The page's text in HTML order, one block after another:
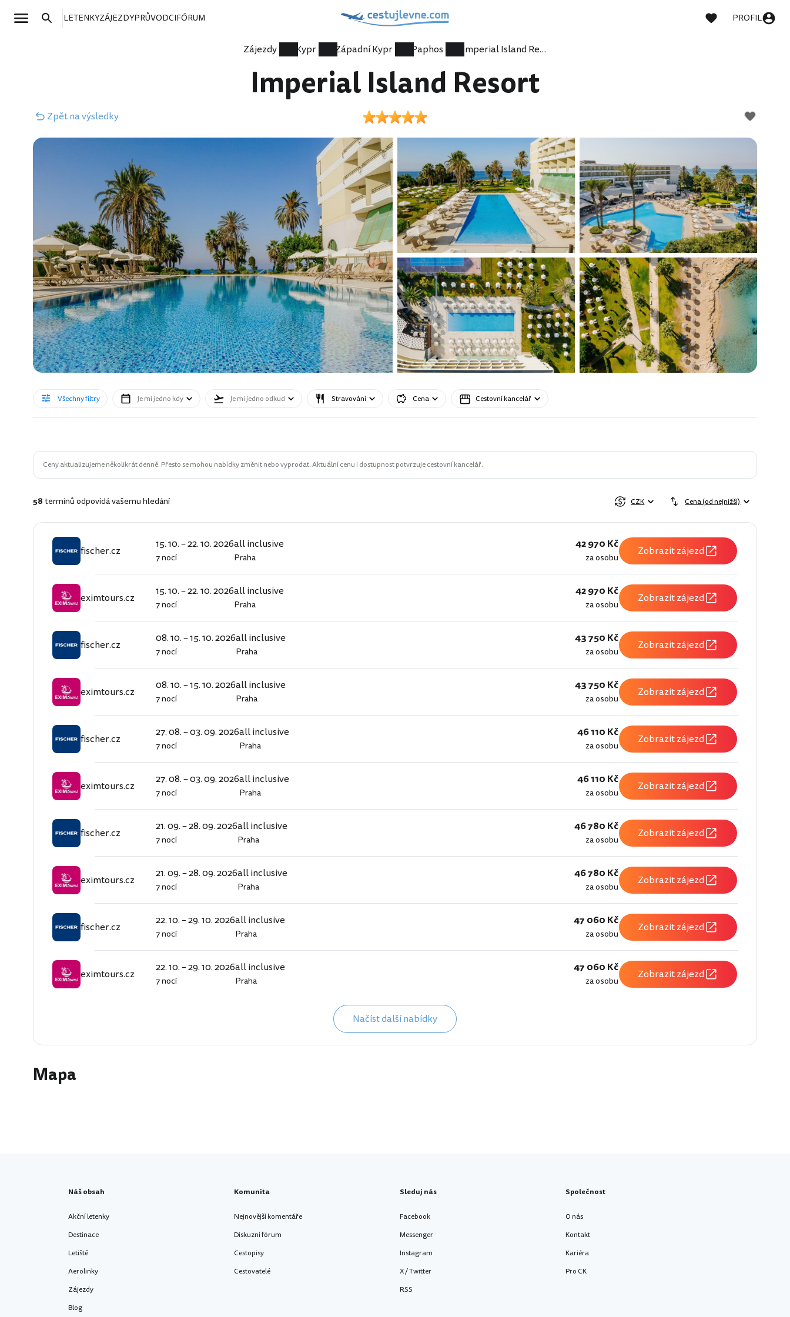
LETENKYZÁJEZDYPRŮVODCIFÓRUM PROFIL
Zájezdy Kypr Západní Kypr Paphos Imperial Island Resort
Imperial Island Resort
Zpětna výsledky
Všechny filtry Je mi jedno kdy Je mi jedno odkud Stravování Cena Cestovní kancelář
Ceny aktualizujeme několikrát denně. Přesto se mohou nabídky změnit nebo vyprodat. Aktuální cenu i dostupnost potvrzuje cestovní kancelář.
58termínů odpovídá vašemu hledání CZK Cena (od nejnižší)
fischer.cz 15. 10. – 22. 10. 2026
7 nocí
all inclusive
Praha
42 970 Kč
za osobu Zobrazit zájezd
eximtours.cz
eximtours.cz 15. 10. – 22. 10. 2026
7 nocí
all inclusive
Praha
42 970 Kč
za osobu Zobrazit zájezd
fischer.cz 08. 10. – 15. 10. 2026
7 nocí
all inclusive
Praha
43 750 Kč
za osobu Zobrazit zájezd
eximtours.cz
eximtours.cz 08. 10. – 15. 10. 2026
7 nocí
all inclusive
Praha
43 750 Kč
za osobu Zobrazit zájezd
fischer.cz 27. 08. – 03. 09. 2026
7 nocí
all inclusive
Praha
46 110 Kč
za osobu Zobrazit zájezd
eximtours.cz
eximtours.cz 27. 08. – 03. 09. 2026
7 nocí
all inclusive
Praha
46 110 Kč
za osobu Zobrazit zájezd
fischer.cz 21. 09. – 28. 09. 2026
7 nocí
all inclusive
Praha
46 780 Kč
za osobu Zobrazit zájezd
eximtours.cz
eximtours.cz 21. 09. – 28. 09. 2026
7 nocí
all inclusive
Praha
46 780 Kč
za osobu Zobrazit zájezd
fischer.cz 22. 10. – 29. 10. 2026
7 nocí
all inclusive
Praha
47 060 Kč
za osobu Zobrazit zájezd
eximtours.cz 22. 10. – 29. 10. 2026
7 nocí
all inclusive
Praha
47 060 Kč
za osobu Zobrazit zájezd
Načíst další nabídky
Mapa
Náš obsah
Akční letenky
Destinace
Letiště
Aerolinky
Zájezdy
Blog
Komunita
Nejnovější komentáře
Diskuzní fórum
Cestopisy
Cestovatelé
Sleduj nás
Facebook
Messenger
Instagram
X / Twitter
RSS
Společnost
O nás
Kontakt
Kariéra
Pro CK